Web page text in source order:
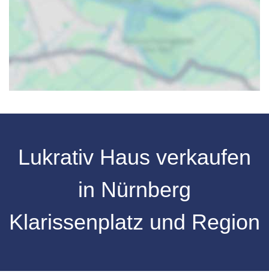
Lukrativ Haus verkaufen
in Nürnberg
Klarissenplatz und Region